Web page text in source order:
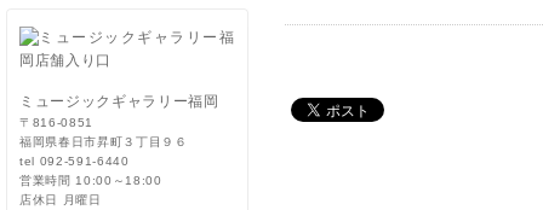
ミュージックギャラリー福岡
〒816-0851
福岡県春日市昇町３丁目９６
tel 092-591-6440
営業時間 10:00～18:00
店休日 月曜日